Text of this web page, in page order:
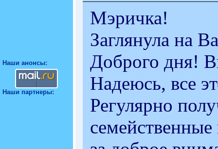
Наши анонсы:
Наши партнеры:
Мэричка!
Заглянула на
Доброго дня!
Надеюсь, все
Регулярно